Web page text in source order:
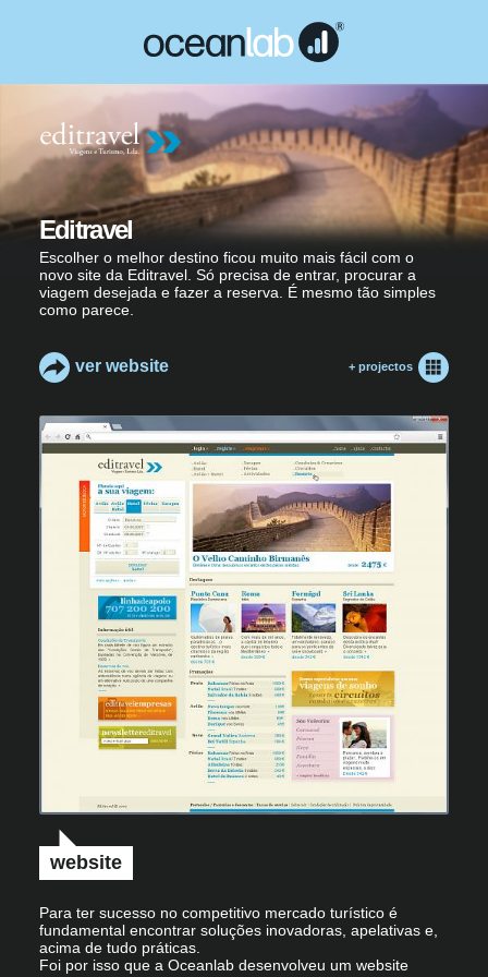
Editravel
Escolher o melhor destino ficou muito mais fácil com o
novo site da Editravel. Só precisa de entrar, procurar a
viagem desejada e fazer a reserva. É mesmo tão simples
como parece.
ver website + projectos
website
Para ter sucesso no competitivo mercado turístico é
fundamental encontrar soluções inovadoras, apelativas e,
acima de tudo práticas.
Foi por isso que a Oceanlab desenvolveu um website